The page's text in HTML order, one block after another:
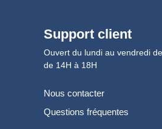
Support client
Ouvert du lundi au vendredi
de 14H à 18H
Nous contacter
Questions fréquentes